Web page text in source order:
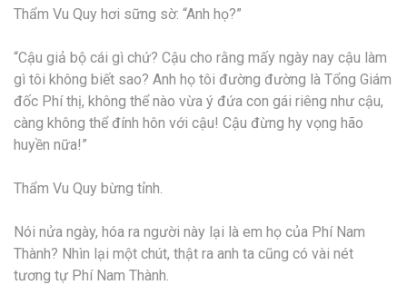
Thẩm Vu Quy hơi sững sờ: “Anh họ?”
“Cậu giả bộ cái gì chứ? Cậu cho rằng mấy ngày nay cậu làm
gì tôi không biết sao? Anh họ tôi đường đường là Tổng Giám
đốc Phí thị, không thể nào vừa ý đứa con gái riêng như cậu,
càng không thể đính hôn với cậu! Cậu đừng hy vọng hão
huyền nữa!”
Thẩm Vu Quy bừng tỉnh.
Nói nửa ngày, hóa ra người này lại là em họ của Phí Nam
Thành? Nhìn lại một chút, thật ra anh ta cũng có vài nét
tương tự Phí Nam Thành.